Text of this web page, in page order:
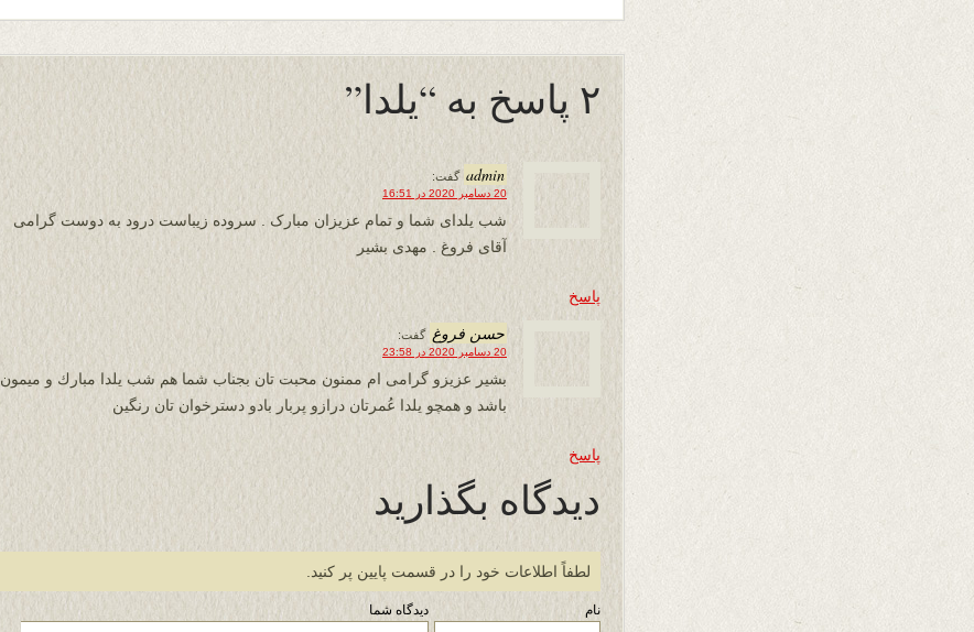
۲ پاسخ به “یلدا”
admin گفت:
20 دسامبر 2020 در 16:51
شب یلدای شما و تمام عزیزان مبارک . سروده زیباست درود به دوست گرامی
آقای فروغ . مهدی بشیر
پاسخ
حسن فروغ گفت:
20 دسامبر 2020 در 23:58
بشير عزيزو گرامى ام ممنون محبت تان بجناب شما هم شب يلدا مبارك و ميمون
باشد و همچو يلدا عُمرتان درازو پربار بادو دسترخوان تان رنگين
پاسخ
دیدگاه بگذارید
لطفاً اطلاعات خود را در قسمت پایین پر کنید.
نام دیدگاه شما